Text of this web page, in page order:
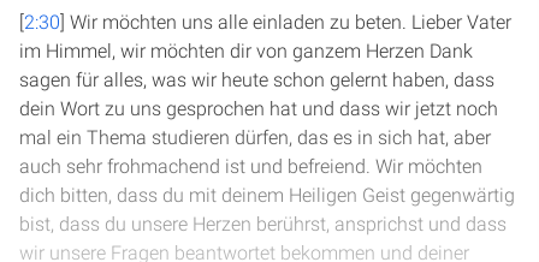
[2:30] Wir möchten uns alle einladen zu beten. Lieber Vater
im Himmel, wir möchten dir von ganzem Herzen Dank
sagen für alles, was wir heute schon gelernt haben, dass
dein Wort zu uns gesprochen hat und dass wir jetzt noch
mal ein Thema studieren dürfen, das es in sich hat, aber
auch sehr frohmachend ist und befreiend. Wir möchten
dich bitten, dass du mit deinem Heiligen Geist gegenwärtig
bist, dass du unsere Herzen berührst, ansprichst und dass
wir unsere Fragen beantwortet bekommen und deiner